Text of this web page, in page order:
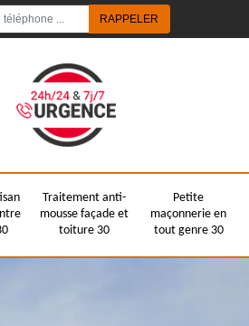
Traitement anti-
mousse façade et
toiture 30
Petite
maçonnerie en
tout genre 30